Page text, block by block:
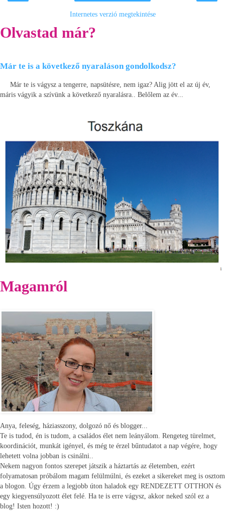
Internetes verzió megtekintése
Olvastad már?
Már te is a következő nyaraláson gondolkodsz?
Már te is vágysz a tengerre, napsütésre, nem igaz? Alig jött el az új év,
máris vágyik a szívünk a következő nyaralásra.. Belőlem az év...
Magamról
Anya, feleség, háziasszony, dolgozó nő és blogger...
Te is tudod, én is tudom, a családos élet nem leányálom. Rengeteg türelmet,
koordinációt, munkát igényel, és még te érzel bűntudatot a nap végére, hogy
lehetett volna jobban is csinálni..
Nekem nagyon fontos szerepet játszik a háztartás az életemben, ezért
folyamatosan próbálom magam felülmúlni, és ezeket a sikereket meg is osztom
a blogon. Úgy érzem a legjobb úton haladok egy RENDEZETT OTTHON és
egy kiegyensúlyozott élet felé. Ha te is erre vágysz, akkor neked szól ez a
blog! Isten hozott! :)